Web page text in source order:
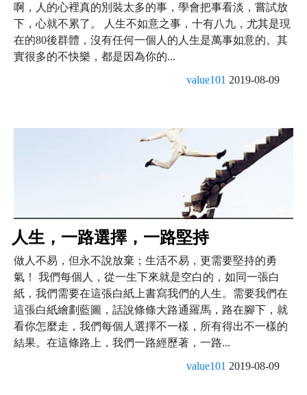
啊，人的心裡真的別裝太多的事，學會把事看淡，嘗試放
下，心就不累了。 人生不如意之事，十有八九，尤其是現
在的80後群體，沒有任何一個人的人生是萬事如意的。其
實很多的不快樂，都是因為你的...
value101 2019-08-09
人生，一路選擇，一路堅持
做人不易，但永不說放棄；生活不易，更需要堅持的勇
氣！ 我們每個人，從一生下來就是空白的，如同一張白
紙，我們需要在這張白紙上書寫我們的人生。需要我們在
這張白紙繪劃藍圖，話說條條大路通羅馬，路在腳下，就
看你怎麼走，我們每個人選擇不一樣，所有得出不一樣的
結果。在這條路上，我們一路經歷著，一路...
value101 2019-08-09